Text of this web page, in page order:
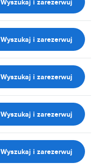
Wyszukaj i zarezerwuj
Wyszukaj i zarezerwuj
Wyszukaj i zarezerwuj
Wyszukaj i zarezerwuj
Wyszukaj i zarezerwuj